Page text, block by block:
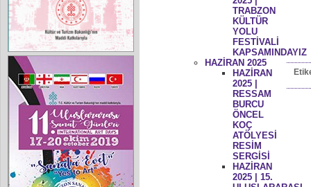
TRABZON
KÜLTÜR
YOLU
FESTİVALİ
KAPSAMINDAYIZ
HAZİRAN 2025
HAZİRAN
2025 |
RESSAM
BURCU
ÖNCEL
KOÇ
ATÖLYESİ
RESİM
SERGİSİ
HAZİRAN
2025 | 15.